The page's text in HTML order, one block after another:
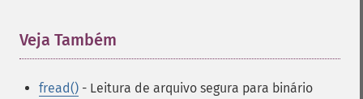
Veja Também
fread() - Leitura de arquivo segura para binário